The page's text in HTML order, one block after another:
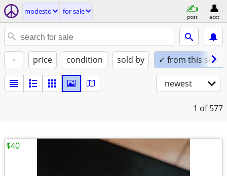
modesto for sale
post acct
+ price condition sold by ✓ from this seller
newest
1 of 577
$40